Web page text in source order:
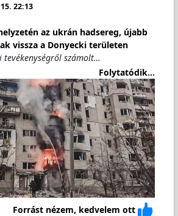
22:13
az ukrán hadsereg, újabb
vissza a Donyecki területen
tevékenységről számolt…
Folytatódik...
Forrást nézem, kedvelem ott